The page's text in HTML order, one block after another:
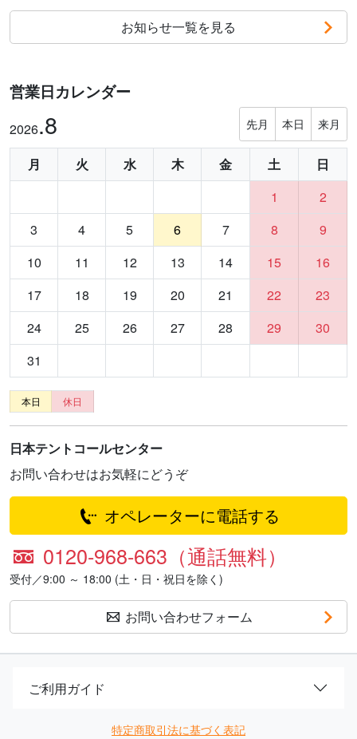
お知らせ一覧を見る
営業日カレンダー
2026.8 先月 本日 来月
月 火 水 木 金 土
日
1
2
3
4 5 6 7 8
9
10
11 12 13 14 15
16
17
18 19 20 21 22
23
24
25 26 27 28 29
30
31
本日 休日
日本テントコールセンター
お問い合わせはお気軽にどうぞ
オペレーターに電話する
0120-968-663（通話無料）
受付／9:00 ～ 18:00 (土・日・祝日を除く)
お問い合わせフォーム
ご利用ガイド
特定商取引法に基づく表記